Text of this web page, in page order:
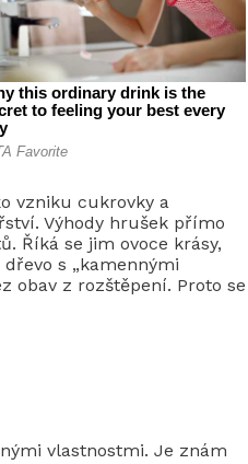
vzniku cukrovky a
Výhody hrušek přímo
Říká se jim ovoce krásy,
s „kamennými
obav z rozštěpení. Proto se
vlastnostmi. Je znám